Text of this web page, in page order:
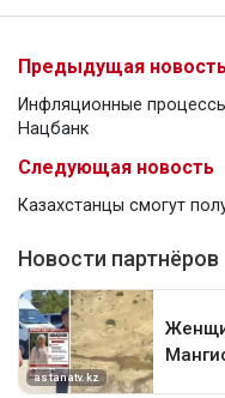
Предыдущая
Инфляционные
Нацбанк
Следующая новость
Казахстанцы смогут